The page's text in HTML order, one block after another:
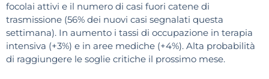
focolai attivi e il numero di casi fuori catene di
trasmissione (56% dei nuovi casi segnalati questa
settimana). In aumento i tassi di occupazione in terapia
intensiva (+3%) e in aree mediche (+4%). Alta probabilità
di raggiungere le soglie critiche il prossimo mese.